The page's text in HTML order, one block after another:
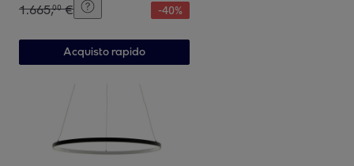
1.665,00 € -40%
Acquisto rapido